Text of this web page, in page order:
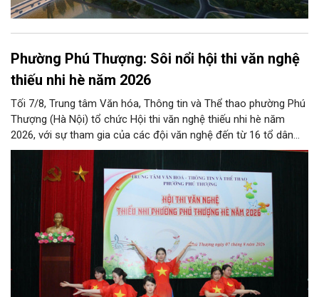
Phường Phú Thượng: Sôi nổi hội thi văn nghệ
thiếu nhi hè năm 2026
Tối 7/8, Trung tâm Văn hóa, Thông tin và Thể thao phường Phú
Thượng (Hà Nội) tổ chức Hội thi văn nghệ thiếu nhi hè năm
2026, với sự tham gia của các đội văn nghệ đến từ 16 tổ dân
phố trên địa bàn.